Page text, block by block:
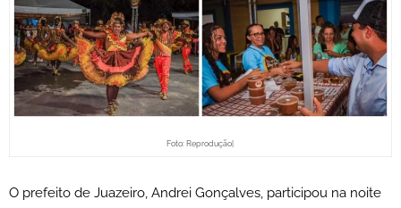
Foto: Reprodução|
O prefeito de Juazeiro, Andrei Gonçalves, participou na noite